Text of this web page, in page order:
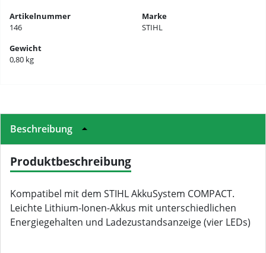
Artikelnummer
146
Marke
STIHL
Gewicht
0,80 kg
Beschreibung
Produktbeschreibung
Kompatibel mit dem STIHL AkkuSystem COMPACT.
Leichte Lithium-Ionen-Akkus mit unterschiedlichen
Energiegehalten und Ladezustandsanzeige (vier LEDs)